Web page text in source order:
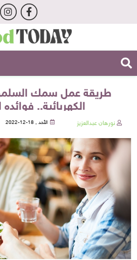
طريقة عمل سمك
الكهربائية..
نورهان عبدالعزيز الأحد , 18-12-2022